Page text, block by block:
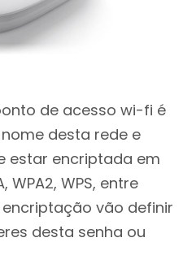
de acesso wi-fi é
desta rede e
estar encriptada em
WPA2, WPS, entre
vão definir
desta senha ou